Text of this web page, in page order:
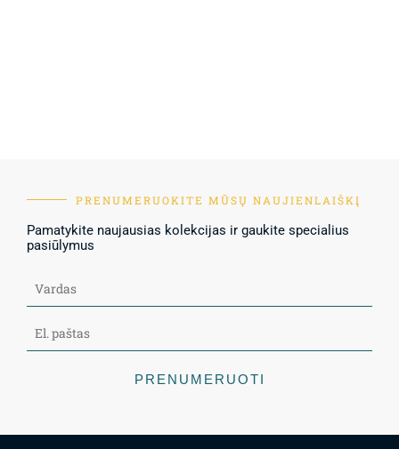
PRENUMERUOKITE MŪSŲ NAUJIENLAIŠKĮ
Pamatykite naujausias kolekcijas ir gaukite specialius
pasiūlymus
PRENUMERUOTI